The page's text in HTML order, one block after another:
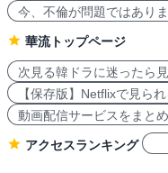
今、不倫が問題ではあり
華流トップページ
次見る韓ドラに迷ったら
【保存版】Netflixで見ら
動画配信サービスをまと
アクセスランキング